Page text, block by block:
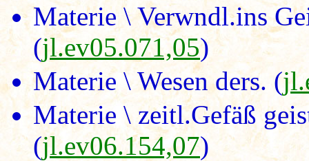
Materie \ Verwndl.ins
(jl.ev05.071,05)
Materie \ Wesen ders. (
Materie \ zeitl.Gefäß
(jl.ev06.154,07)